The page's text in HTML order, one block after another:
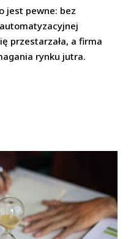
jest pewne: bez
przestarzała, a firma
rynku jutra.